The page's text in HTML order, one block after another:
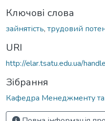
Ключові слова
зайнятість, трудовий
URI
http://elar.tsatu.edu.ua/
Зібрання
Кафедра Менеджменту та